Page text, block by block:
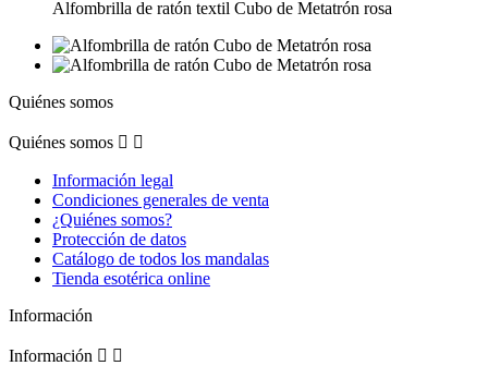
Alfombrilla de ratón textil Cubo de Metatrón rosa
Quiénes somos
Quiénes somos  
Información legal
Condiciones generales de venta
¿Quiénes somos?
Protección de datos
Catálogo de todos los mandalas
Tienda esotérica online
Información
Información  